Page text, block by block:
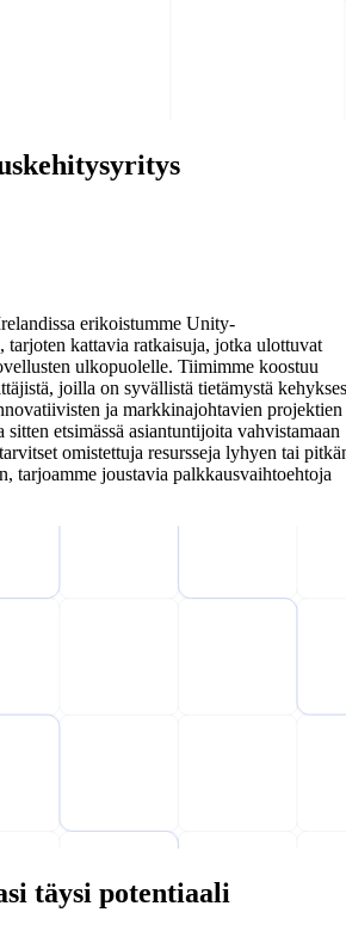
erikoistumme Unity-
tarjoten kattavia ratkaisuja, jotka ulottuvat
ulkopuolelle. Tiimimme koostuu
joilla on syvällistä tietämystä
ja markkinajohtavien projektien
etsimässä asiantuntijoita vahvistamaan
omistettuja resursseja lyhyen tai
tarjoamme joustavia palkkausvaihtoehtoja
täysi potentiaali